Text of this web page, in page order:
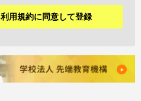
利用規約に同意して登録